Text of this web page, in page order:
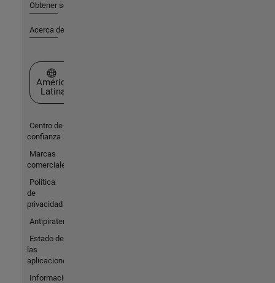
Obtener soporte
Acerca de MathWorks
Seleccione un país/idioma
América
Latina
Centro de
confianza
Marcas
comerciales
Política
de
privacidad
Antipiratería
Estado de
las
aplicaciones
Información